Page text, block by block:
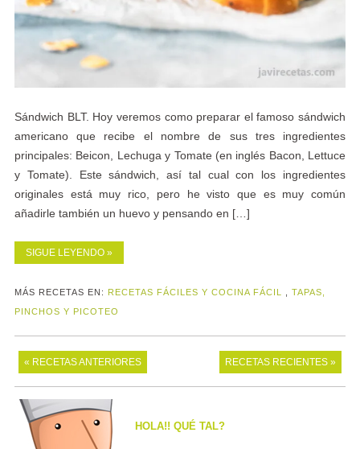
Sándwich BLT. Hoy veremos como preparar el famoso sándwich
americano que recibe el nombre de sus tres ingredientes
principales: Beicon, Lechuga y Tomate (en inglés Bacon, Lettuce
y Tomate). Este sándwich, así tal cual con los ingredientes
originales está muy rico, pero he visto que es muy común
añadirle también un huevo y pensando en […]
SIGUE LEYENDO »
MÁS RECETAS EN: RECETAS FÁCILES Y COCINA FÁCIL
TAPAS,
PINCHOS Y PICOTEO
« RECETAS ANTERIORES RECETAS RECIENTES »
HOLA!! QUÉ TAL?